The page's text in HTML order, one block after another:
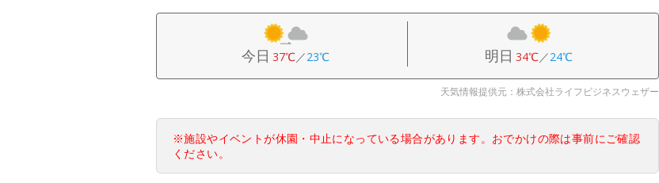
今日 37℃／23℃ 明日 34℃／24℃
天気情報提供元：株式会社ライフビジネスウェザー
※施設やイベントが休園・中止になっている場合があります。おでかけの際は事前にご確認
ください。